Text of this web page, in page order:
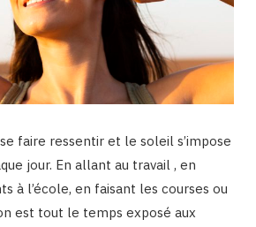
faire ressentir et le soleil s’impose
jour. En allant au travail , en
à l’école, en faisant les courses ou
est tout le temps exposé aux